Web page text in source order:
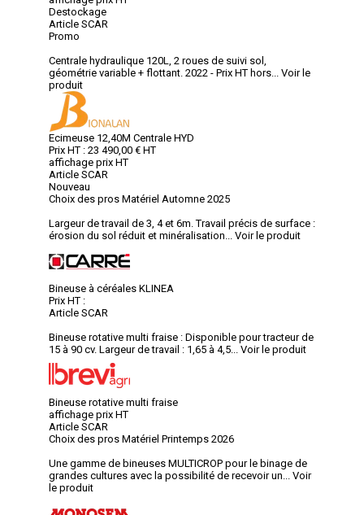
Destockage
Article SCAR
Promo
Centrale hydraulique 120L, 2 roues de suivi sol,
géométrie variable + flottant. 2022 - Prix HT hors...
Voir le
produit
Ecimeuse 12,40M Centrale HYD
Prix HT : 23 490,00 € HT
affichage prix HT
Article SCAR
Nouveau
Choix des pros Matériel Automne 2025
Largeur de travail de 3, 4 et 6m. Travail précis de surface :
érosion du sol réduit et minéralisation...
Voir le produit
Bineuse à céréales KLINEA
Prix HT :
Article SCAR
Bineuse rotative multi fraise : Disponible pour tracteur de
15 à 90 cv. Largeur de travail : 1,65 à 4,5...
Voir le produit
Bineuse rotative multi fraise
affichage prix HT
Article SCAR
Choix des pros Matériel Printemps 2026
Une gamme de bineuses MULTICROP pour le binage de
grandes cultures avec la possibilité de recevoir un...
Voir
le produit